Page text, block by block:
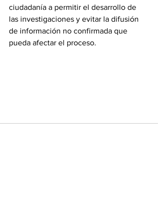
ciudadanía a permitir el desarrollo de
las investigaciones y evitar la difusión
de información no confirmada que
pueda afectar el proceso.